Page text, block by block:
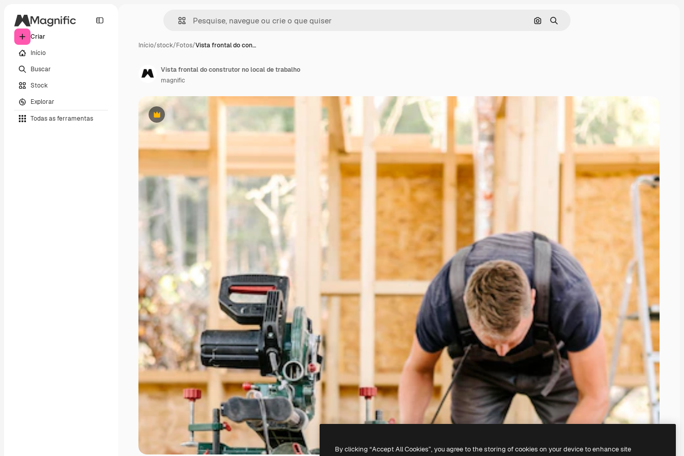
Criar
Início
Buscar
Stock
Explorar
Todas as ferramentas
Pesquisar por imagem
Buscar
Início/stock/Fotos/Vista frontal do con…
Premium
Vista frontal do construtor no local de trabalho
magnific
By clicking “Accept All Cookies”, you agree to the storing of cookies on your device to enhance site